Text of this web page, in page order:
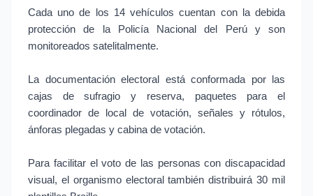
Cada uno de los 14 vehículos cuentan con la debida
protección de la Policía Nacional del Perú y son
monitoreados satelitalmente.
La documentación electoral está conformada por las
cajas de sufragio y reserva, paquetes para el
coordinador de local de votación, señales y rótulos,
ánforas plegadas y cabina de votación.
Para facilitar el voto de las personas con discapacidad
visual, el organismo electoral también distribuirá 30 mil